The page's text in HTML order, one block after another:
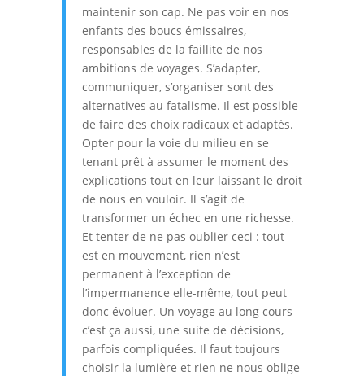
maintenir son cap. Ne pas voir en nos
enfants des boucs émissaires,
responsables de la faillite de nos
ambitions de voyages. S’adapter,
communiquer, s’organiser sont des
alternatives au fatalisme. Il est possible
de faire des choix radicaux et adaptés.
Opter pour la voie du milieu en se
tenant prêt à assumer le moment des
explications tout en leur laissant le droit
de nous en vouloir. Il s’agit de
transformer un échec en une richesse.
Et tenter de ne pas oublier ceci : tout
est en mouvement, rien n’est
permanent à l’exception de
l’impermanence elle-même, tout peut
donc évoluer. Un voyage au long cours
c’est ça aussi, une suite de décisions,
parfois compliquées. Il faut toujours
choisir la lumière et rien ne nous oblige